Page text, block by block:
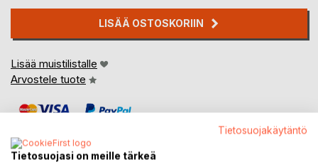
LISÄÄ OSTOSKORIIN
Lisää muistilistalle
Arvostele tuote
Tietosuojakäytäntö
Tietosuojasi on meille tärkeä